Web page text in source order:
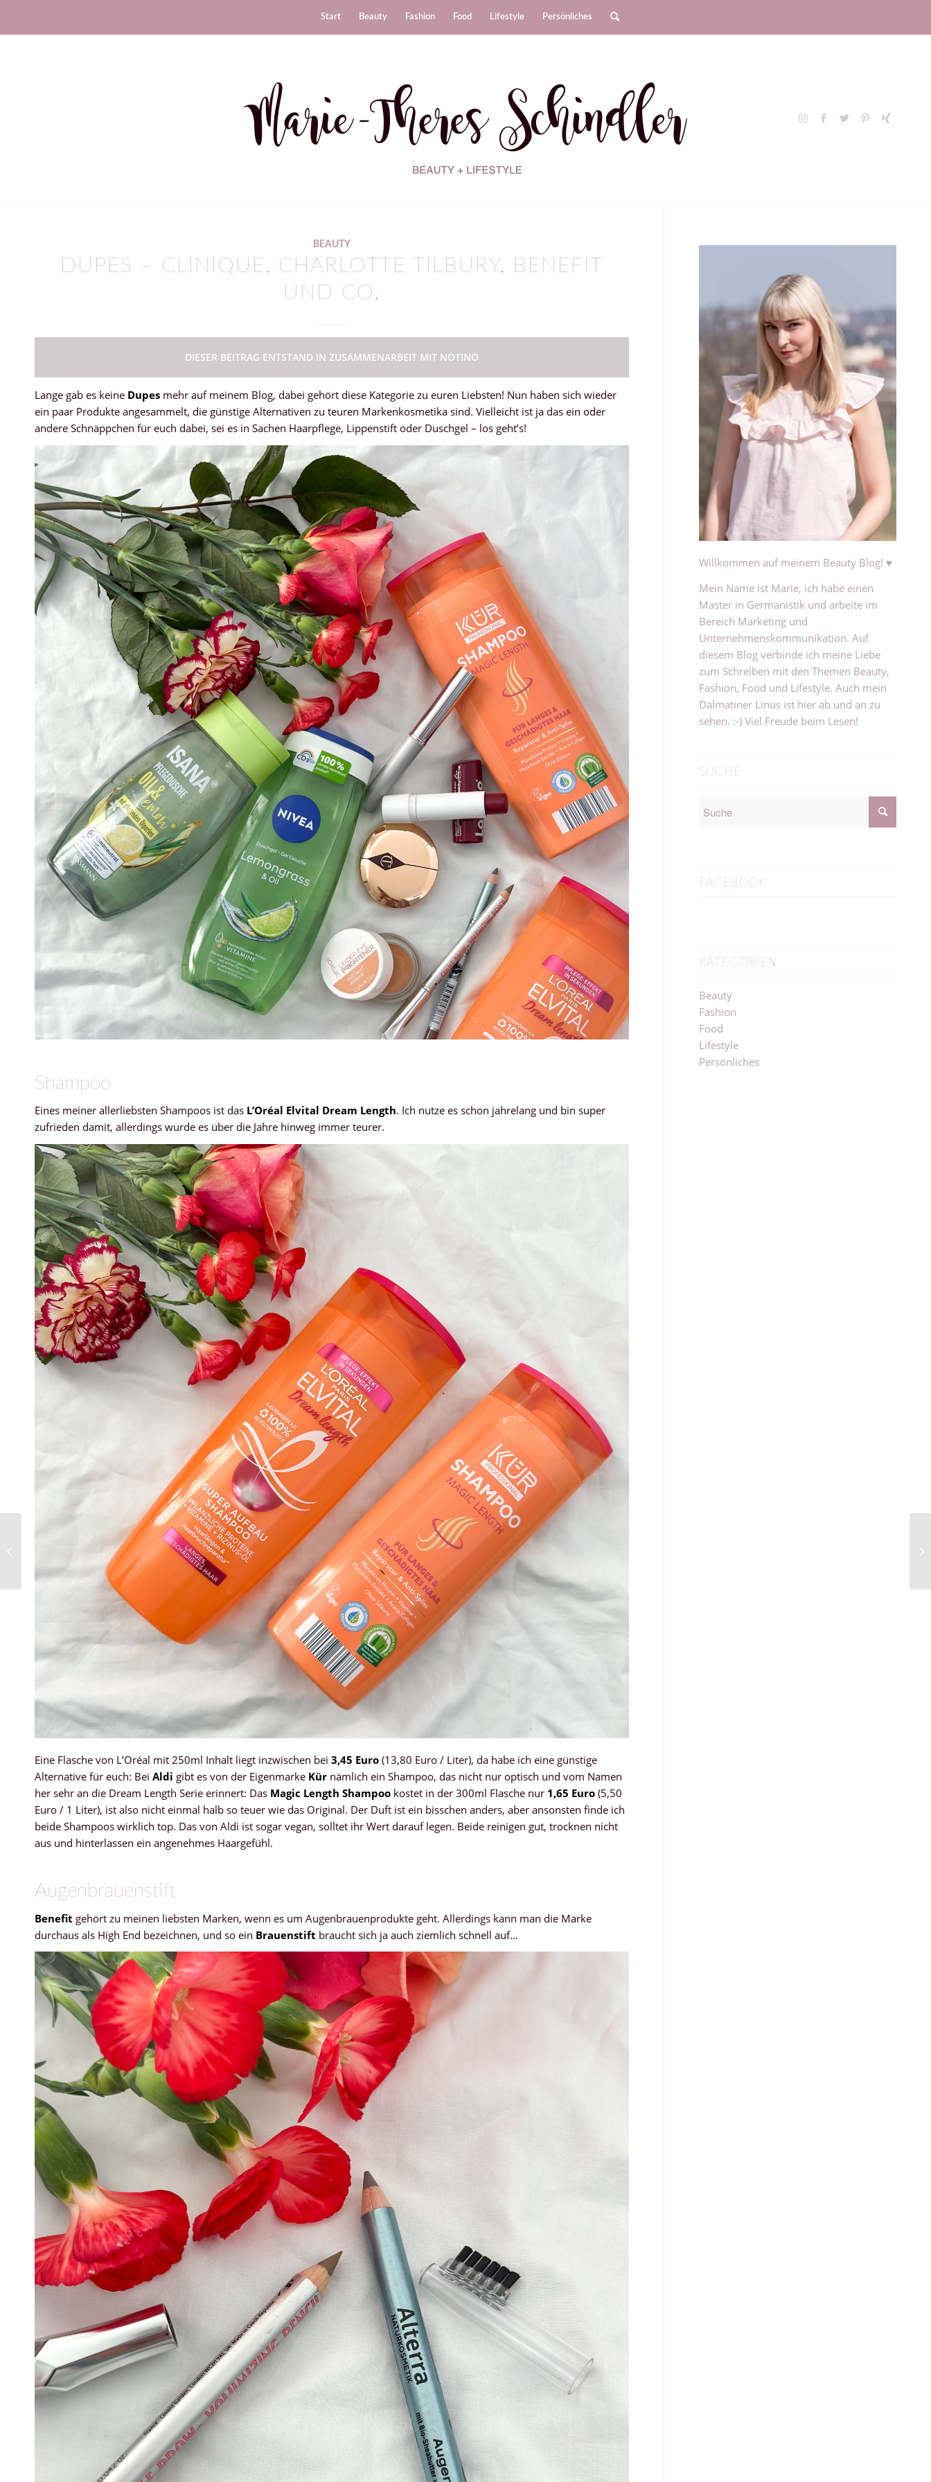
Start Beauty Fashion Food Lifestyle Persönliches
BEAUTY
DUPES – CLINIQUE, CHARLOTTE TILBURY, BENEFIT
UND CO.
DIESER BEITRAG ENTSTAND IN ZUSAMMENARBEIT MIT NOTINO
Lange gab es keine Dupes mehr auf meinem Blog, dabei gehört diese Kategorie zu euren Liebsten! Nun haben sich wieder
ein paar Produkte angesammelt, die günstige Alternativen zu teuren Markenkosmetika sind. Vielleicht ist ja das ein oder
andere Schnäppchen für euch dabei, sei es in Sachen Haarpflege, Lippenstift oder Duschgel – los geht’s!
Shampoo
Eines meiner allerliebsten Shampoos ist das L’Oréal Elvital Dream Length. Ich nutze es schon jahrelang und bin super
zufrieden damit, allerdings wurde es über die Jahre hinweg immer teurer.
Eine Flasche von L’Oréal mit 250ml Inhalt liegt inzwischen bei 3,45 Euro (13,80 Euro / Liter), da habe ich eine günstige
Alternative für euch: Bei Aldi gibt es von der Eigenmarke Kür nämlich ein Shampoo, das nicht nur optisch und vom Namen
her sehr an die Dream Length Serie erinnert: Das Magic Length Shampoo kostet in der 300ml Flasche nur 1,65 Euro (5,50
Euro / 1 Liter), ist also nicht einmal halb so teuer wie das Original. Der Duft ist ein bisschen anders, aber ansonsten finde ich
beide Shampoos wirklich top. Das von Aldi ist sogar vegan, solltet ihr Wert darauf legen. Beide reinigen gut, trocknen nicht
aus und hinterlassen ein angenehmes Haargefühl.
Augenbrauenstift
Benefit gehört zu meinen liebsten Marken, wenn es um Augenbrauenprodukte geht. Allerdings kann man die Marke
durchaus als High End bezeichnen, und so ein Brauenstift braucht sich ja auch ziemlich schnell auf…
Willkommen auf meinem Beauty Blog! ♥
Mein Name ist Marie, ich habe einen
Master in Germanistik und arbeite im
Bereich Marketing und
Unternehmenskommunikation. Auf
diesem Blog verbinde ich meine Liebe
zum Schreiben mit den Themen Beauty,
Fashion, Food und Lifestyle. Auch mein
Dalmatiner Linus ist hier ab und an zu
sehen. :-) Viel Freude beim Lesen!
SUCHE
FACEBOOK
KATEGORIEN
Beauty
Fashion
Food
Lifestyle
Persönliches
Jahresrückblick 2024